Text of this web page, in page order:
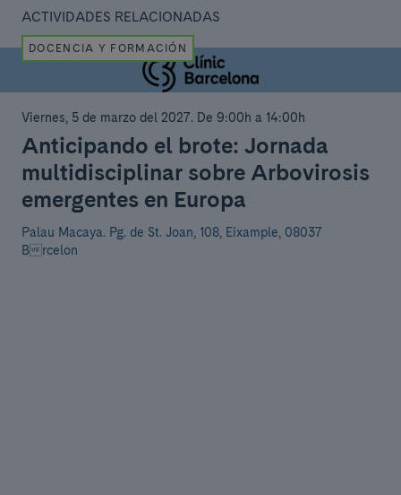
ACTIVIDADES RELACIONADAS
DOCENCIA Y FORMACIÓN
Viernes, 5 de marzo del 2027. De 9:00h a 14:00h
Anticipando el brote: Jornada
multidisciplinar sobre Arbovirosis
emergentes en Europa
Palau Macaya. Pg. de St. Joan, 108, Eixample, 08037
Brcelon